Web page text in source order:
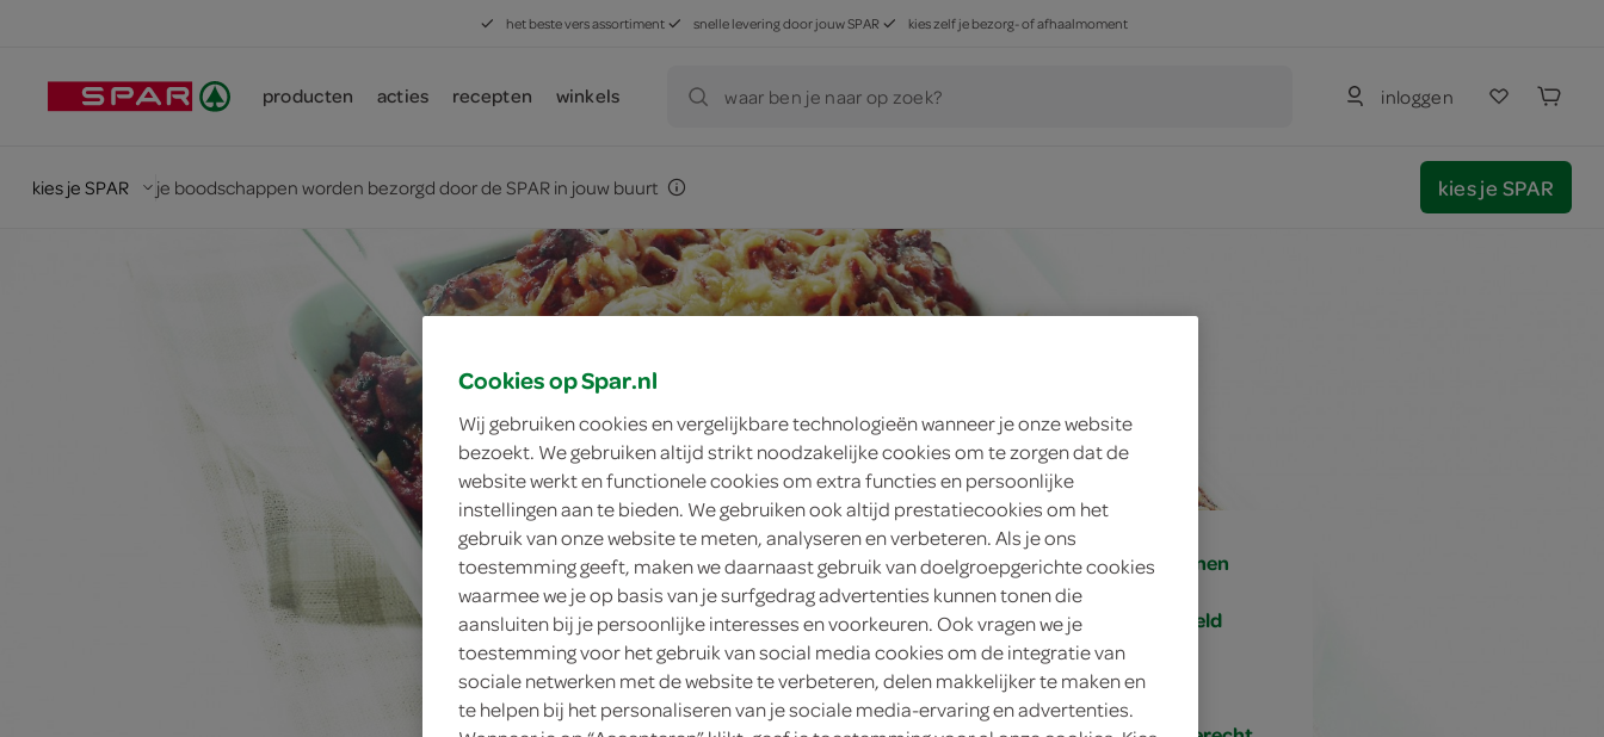
het beste vers assortiment snelle levering door jouw SPAR kies zelf je bezorg- of afhaalmoment
producten acties recepten winkels waar ben je naar op zoek? inloggen
kies je SPAR je boodschappen worden bezorgd door de SPAR in jouw buurt kies je SPAR
4 personen
gemiddeld
30 min.
Cookies op Spar.nl
Wij gebruiken cookies en vergelijkbare technologieën wanneer je onze website
bezoekt. We gebruiken altijd strikt noodzakelijke cookies om te zorgen dat de
website werkt en functionele cookies om extra functies en persoonlijke
instellingen aan te bieden. We gebruiken ook altijd prestatiecookies om het
gebruik van onze website te meten, analyseren en verbeteren. Als je ons
toestemming geeft, maken we daarnaast gebruik van doelgroepgerichte cookies
waarmee we je op basis van je surfgedrag advertenties kunnen tonen die
aansluiten bij je persoonlijke interesses en voorkeuren. Ook vragen we je
toestemming voor het gebruik van social media cookies om de integratie van
sociale netwerken met de website te verbeteren, delen makkelijker te maken en
te helpen bij het personaliseren van je sociale media-ervaring en advertenties.